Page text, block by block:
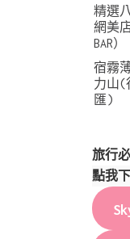
精選
網美
BAR）
宿霧
力山(
匯)
旅行
點我